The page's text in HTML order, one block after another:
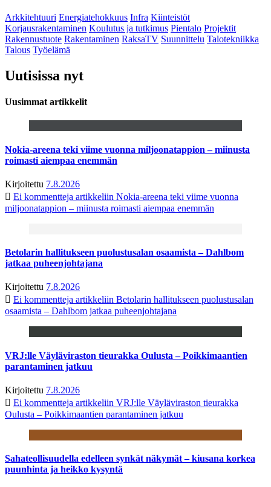
Arkkitehtuuri Energiatehokkuus Infra Kiinteistöt
Korjausrakentaminen Koulutus ja tutkimus Pientalo Projektit
Rakennustuote Rakentaminen RaksaTV Suunnittelu Talotekniikka
Talous Työelämä
Uutisissa nyt
Uusimmat artikkelit
Nokia-areena teki viime vuonna miljoonatappion – miinusta
roimasti aiempaa enemmän
Kirjoitettu 7.8.2026
Ei kommentteja artikkeliin Nokia-areena teki viime vuonna
miljoonatappion – miinusta roimasti aiempaa enemmän
Betolarin hallitukseen puolustusalan osaamista – Dahlbom
jatkaa puheenjohtajana
Kirjoitettu 7.8.2026
Ei kommentteja artikkeliin Betolarin hallitukseen puolustusalan
osaamista – Dahlbom jatkaa puheenjohtajana
VRJ:lle Väyläviraston tieurakka Oulusta – Poikkimaantien
parantaminen jatkuu
Kirjoitettu 7.8.2026
Ei kommentteja artikkeliin VRJ:lle Väyläviraston tieurakka
Oulusta – Poikkimaantien parantaminen jatkuu
Sahateollisuudella edelleen synkät näkymät – kiusana korkea
puunhinta ja heikko kysyntä